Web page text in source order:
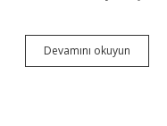
Devamını okuyun
Apnesi